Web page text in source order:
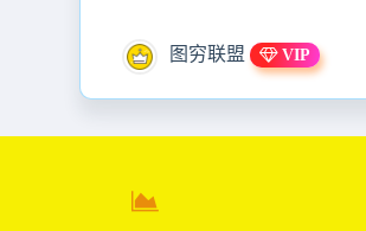
图穷联盟 VIP